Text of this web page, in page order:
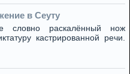
в Сеуту
словно раскалённый нож
кастрированной речи.